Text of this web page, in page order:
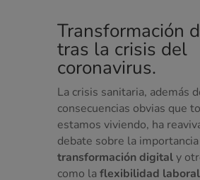
Transformación
tras la crisis del
coronavirus.
La crisis sanitaria, además
consecuencias obvias que
estamos viviendo, ha
debate sobre la
transformación digitaly
como la flexibilidad laboral